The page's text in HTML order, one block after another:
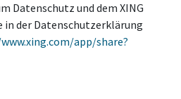
Datenschutz und dem XING
in der Datenschutzerklärung
app/share?